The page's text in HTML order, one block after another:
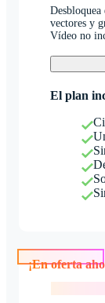
Desbloquea
vectores y
Vídeo no
El plan